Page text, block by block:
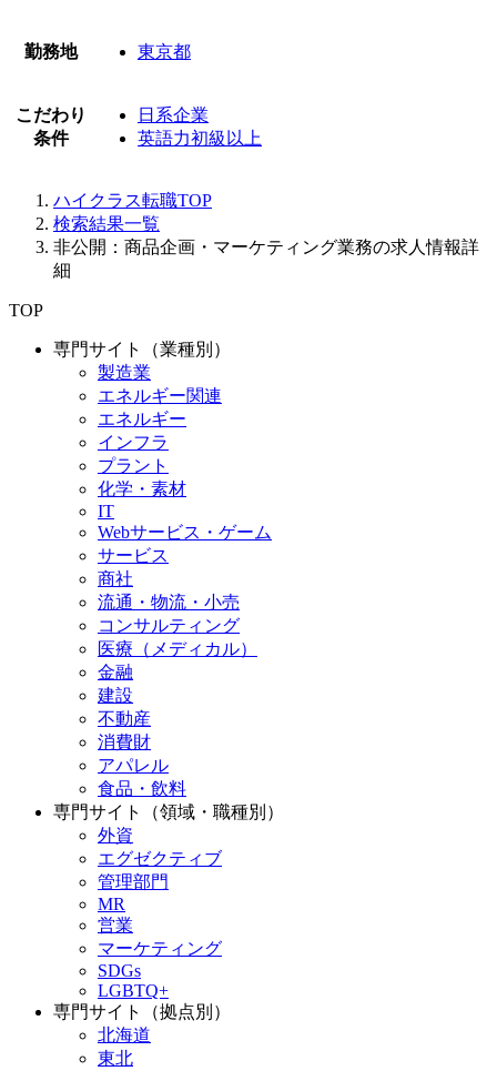
勤務地 東京都
こだわり
条件
日系企業
英語力初級以上
ハイクラス転職TOP
検索結果一覧
非公開：商品企画・マーケティング業務の求人情報詳
細
TOP
専門サイト（業種別）
製造業
エネルギー関連
エネルギー
インフラ
プラント
化学・素材
IT
Webサービス・ゲーム
サービス
商社
流通・物流・小売
コンサルティング
医療（メディカル）
金融
建設
不動産
消費財
アパレル
食品・飲料
専門サイト（領域・職種別）
外資
エグゼクティブ
管理部門
MR
営業
マーケティング
SDGs
LGBTQ+
専門サイト（拠点別）
北海道
東北